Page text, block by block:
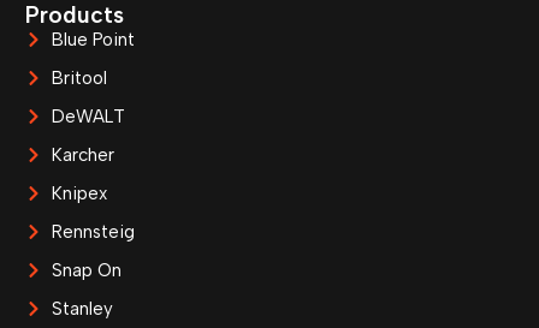
Products
Blue Point
Britool
DeWALT
Karcher
Knipex
Rennsteig
Snap On
Stanley